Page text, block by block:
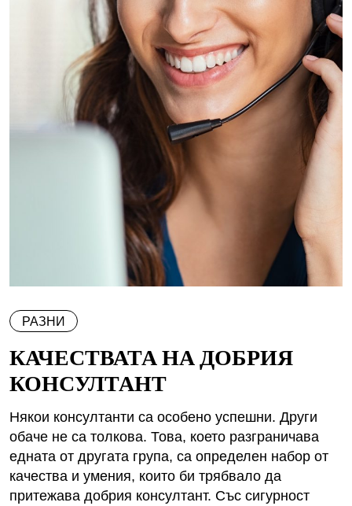
РАЗНИ
КАЧЕСТВАТА НА ДОБРИЯ
КОНСУЛТАНТ
Някои консултанти са особено успешни. Други
обаче не са толкова. Това, което разграничава
едната от другата група, са определен набор от
качества и умения, които би трябвало да
притежава добрия консултант. Със сигурност